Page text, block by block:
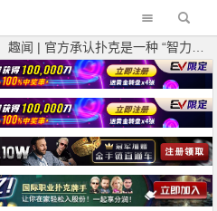
官方承认扑克是一种 “智力运动 “有助于推动墨西哥的赛事